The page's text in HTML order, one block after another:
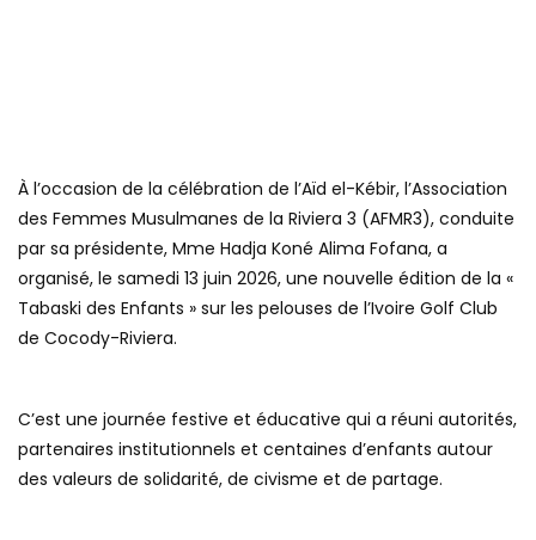
À l’occasion de la célébration de l’Aïd el-Kébir, l’Association
des Femmes Musulmanes de la Riviera 3 (AFMR3), conduite
par sa présidente, Mme Hadja Koné Alima Fofana, a
organisé, le samedi 13 juin 2026, une nouvelle édition de la «
Tabaski des Enfants » sur les pelouses de l’Ivoire Golf Club
de Cocody-Riviera.
C’est une journée festive et éducative qui a réuni autorités,
partenaires institutionnels et centaines d’enfants autour
des valeurs de solidarité, de civisme et de partage.